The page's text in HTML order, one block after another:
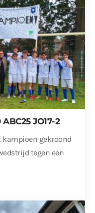
JO17-2
kampioen gekroond
tegen een